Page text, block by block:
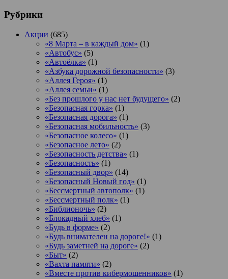
Рубрики
Акции (685)
«8 Марта – в каждый дом» (1)
«Автобус» (5)
«Автоёлка» (1)
«Азбука дорожной безопасности» (3)
«Аллея Героя» (1)
«Аллея семьи» (1)
«Без прошлого у нас нет будущего» (2)
«Безопасная горка» (1)
«Безопасная дорога» (1)
«Безопасная мобильность» (3)
«Безопасное колесо» (1)
«Безопасное лето» (2)
«Безопасность детства» (1)
«Безопасность» (1)
«Безопасный двор» (14)
«Безопасный Новый год» (1)
«Бессмертный автополк» (1)
«Бессмертный полк» (1)
«Библионочь» (2)
«Блокадный хлеб» (1)
«Будь в форме» (2)
«Будь внимателен на дороге!» (1)
«Будь заметней на дороге» (2)
«Быт» (2)
«Вахта памяти» (2)
«Вместе против кибермошенников» (1)